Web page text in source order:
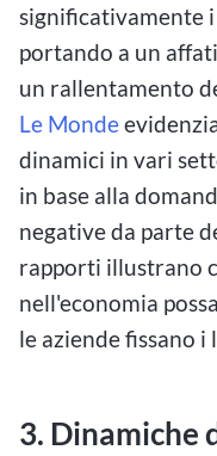
significativamente
portando a un
un rallentamento
Le Monde
dinamici in vari
in base alla
negative da parte
rapporti illustrano
nell'economia
le aziende fissano i
3. Dinamiche